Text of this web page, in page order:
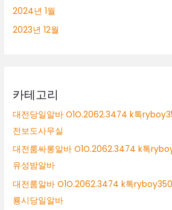
2024년 1월
2023년 12월
카테고리
대전당일알바 O1O.2062.3474 k톡
전보도사무실
대전룸싸롱알바 O1O.2062.3474 k톡
유성밤알바
대전룸알바 O1O.2062.3474 k톡
룡시당일알바